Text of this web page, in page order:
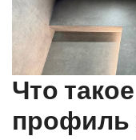
Что
профиль